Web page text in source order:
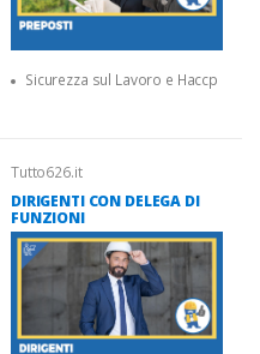
Sicurezza sul Lavoro e Haccp
Tutto626.it
DIRIGENTI CON DELEGA DI
FUNZIONI